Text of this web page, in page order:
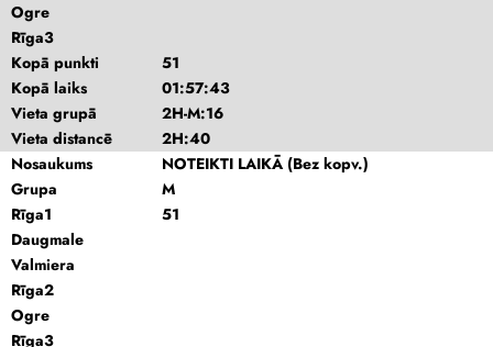
Ogre
Rīga3
Kopā punkti
51
Kopā laiks
01:57:43
Vieta grupā
2H-M:16
Vieta distancē
2H:40
Nosaukums
NOTEIKTI LAIKĀ (Bez kopv.)
Grupa
M
Rīga1
51
Daugmale
Valmiera
Rīga2
Ogre
Rīga3